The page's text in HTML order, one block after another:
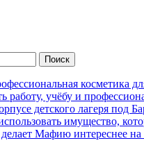
косметика
работу, учёбу и
детского лагеря под
имущество,
Мафию интереснее